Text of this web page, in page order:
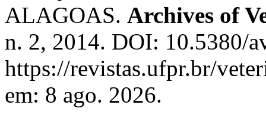
ALAGOAS. Archives of
n. 2, 2014. DOI: 10.5380/
https://revistas.ufpr.br/
em: 8 ago. 2026.